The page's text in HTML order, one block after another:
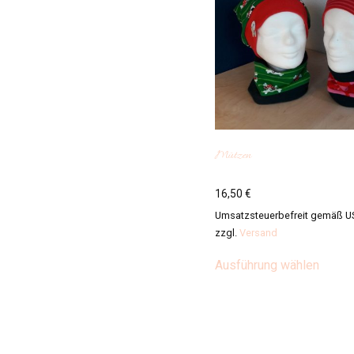
Mützen
16,50€
Umsatzsteuerbefreit gemäß
zzgl.Versand
Ausführung wählen